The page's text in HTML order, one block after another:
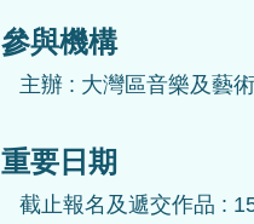
參與機構
主辦 : 大灣區音樂及藝
重要日期
截止報名及遞交作品 :